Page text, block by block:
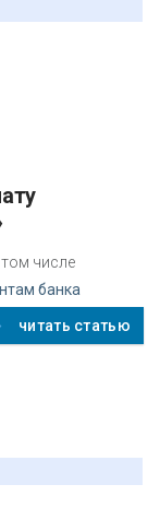
числе
банка
читать статью